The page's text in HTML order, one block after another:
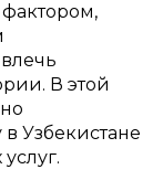
В этой
Узбекистане